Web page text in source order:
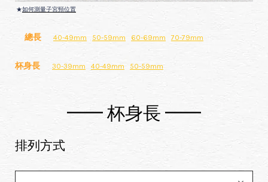
★如何測量子宮頸位置
總長 40-49mm 50-59mm 60-69mm 70-79mm
杯身長 30-39mm 40-49mm 50-59mm
━━ 杯身長 ━━
排列方式